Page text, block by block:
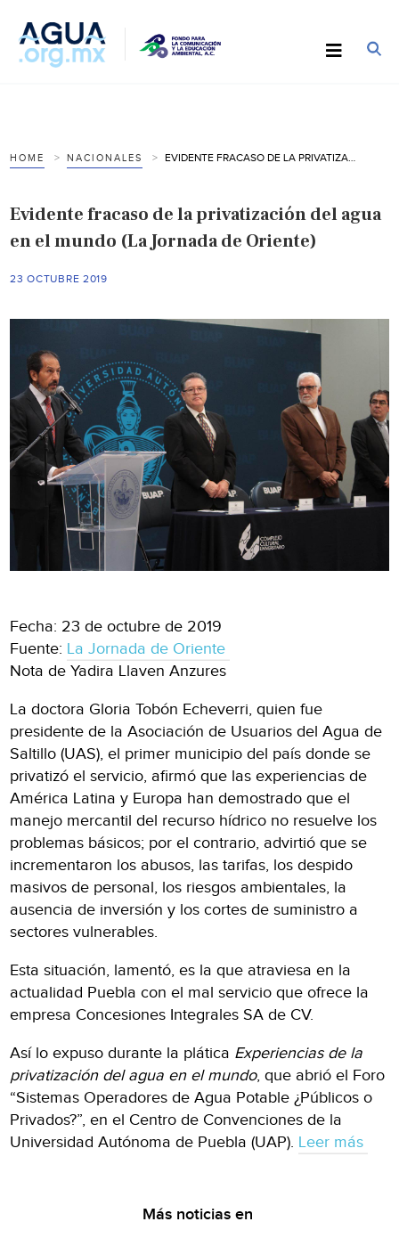
HOME NACIONALES
Evidente fracaso de la privatización del agua
en el mundo (La Jornada de Oriente)
23 OCTUBRE 2019
Fecha: 23 de octubre de 2019
Fuente: La Jornada de Oriente
Nota de Yadira Llaven Anzures
La doctora Gloria Tobón Echeverri, quien fue
presidente de la Asociación de Usuarios del Agua de
Saltillo (UAS), el primer municipio del país donde se
privatizó el servicio, afirmó que las experiencias de
América Latina y Europa han demostrado que el
manejo mercantil del recurso hídrico no resuelve los
problemas básicos; por el contrario, advirtió que se
incrementaron los abusos, las tarifas, los despido
masivos de personal, los riesgos ambientales, la
ausencia de inversión y los cortes de suministro a
sectores vulnerables.
Esta situación, lamentó, es la que atraviesa en la
actualidad Puebla con el mal servicio que ofrece la
empresa Concesiones Integrales SA de CV.
Así lo expuso durante la plática Experiencias de la
privatización del agua en el mundo, que abrió el Foro
“Sistemas Operadores de Agua Potable ¿Públicos o
Privados?”, en el Centro de Convenciones de la
Universidad Autónoma de Puebla (UAP). Leer más
Más noticias en